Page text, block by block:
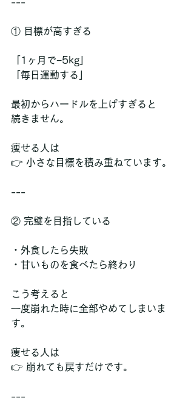
① 目標が高すぎる
「1ヶ月で−5kg」
「毎日運動する」
最初からハードルを上げすぎると
続きません。
痩せる人は
👉 小さな目標を積み重ねています。
---
② 完璧を目指している
・外食したら失敗
・甘いものを食べたら終わり
こう考えると
一度崩れた時に全部やめてしまいま
す。
痩せる人は
👉 崩れても戻すだけです。
---